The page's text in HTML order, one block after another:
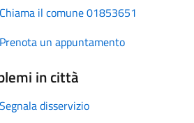
Chiama il comune 01853651
Prenota un appuntamento
in città
Segnala disservizio